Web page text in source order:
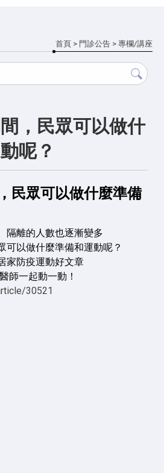
首頁 > 門診公告 >專欄/講座
，民眾可以做什
呢？
民眾可以做什麼準備
隔離的人數也逐漸變多
可以做什麼準備和運動呢？
家防疫運動好文章
師一起動一動！
30521